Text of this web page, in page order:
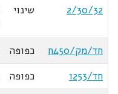
2/30/32
שינוי
חד/מק/450ח
כפופה
חד/1253
כפופה